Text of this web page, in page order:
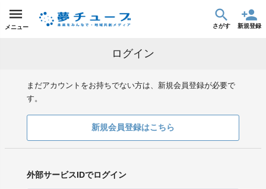
メニュー さがす 新規登録
ログイン
まだアカウントをお持ちでない方は、新規会員登録が必要で
す。
新規会員登録はこちら
外部サービスIDでログイン